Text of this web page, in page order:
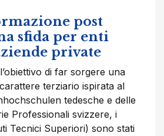
post
sfida per enti
private
di far sorgere una
terziario ispirata al
tedesche e delle
Professionali svizzere, i
Tecnici Superiori) sono stati